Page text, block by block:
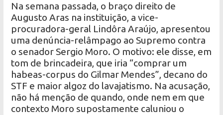
Na semana passada, o braço direito de
Augusto Aras na instituição, a vice-
procuradora-geral Lindôra Araújo, apresentou
uma denúncia-relâmpago ao Supremo contra
o senador Sergio Moro. O motivo: ele disse, em
tom de brincadeira, que iria “comprar um
habeas-corpus do Gilmar Mendes”, decano do
STF e maior algoz do lavajatismo. Na acusação,
não há menção de quando, onde nem em que
contexto Moro supostamente caluniou o